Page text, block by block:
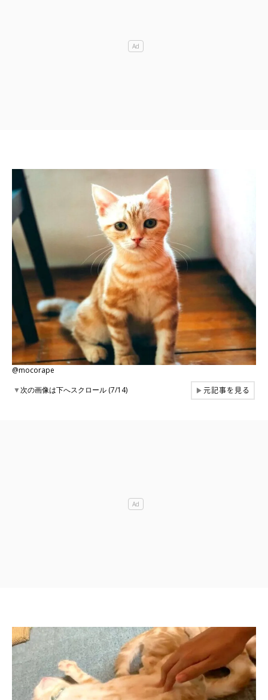
@mocorape
▼次の画像は下へスクロール (7/14) ▶元記事を見る